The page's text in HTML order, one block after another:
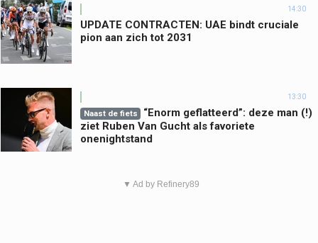
14:30
UPDATE CONTRACTEN: UAE bindt cruciale
pion aan zich tot 2031
13:30
Naast de fiets
“Enorm geflatteerd”: deze man (!)
ziet Ruben Van Gucht als favoriete
onenightstand
▼ Ad by Refinery89